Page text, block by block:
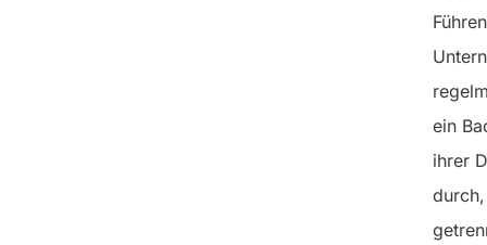
Führen
ein
ihrer